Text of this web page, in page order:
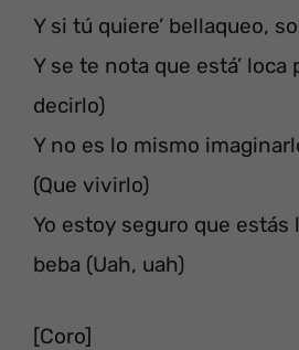
Y si tú quiere’ bellaqueo,
Y se te nota que está’ loca
decirlo)
Y no es lo mismo
(Que vivirlo)
Yo estoy seguro que
beba (Uah, uah)
[Coro]